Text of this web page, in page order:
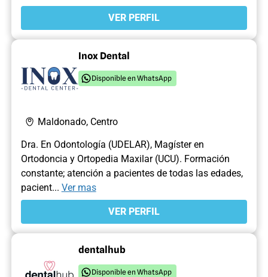
VER PERFIL
Inox Dental
Disponible en WhatsApp
Maldonado, Centro
Dra. En Odontología (UDELAR), Magíster en
Ortodoncia y Ortopedia Maxilar (UCU). Formación
constante; atención a pacientes de todas las edades,
pacient... Ver mas
VER PERFIL
dentalhub
Disponible en WhatsApp